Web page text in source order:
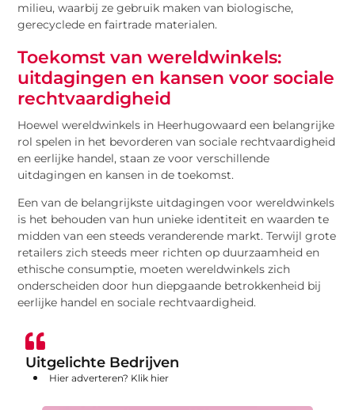
milieu, waarbij ze gebruik maken van biologische,
gerecyclede en fairtrade materialen.
Toekomst van wereldwinkels:
uitdagingen en kansen voor sociale
rechtvaardigheid
Hoewel wereldwinkels in Heerhugowaard een belangrijke
rol spelen in het bevorderen van sociale rechtvaardigheid
en eerlijke handel, staan ze voor verschillende
uitdagingen en kansen in de toekomst.
Een van de belangrijkste uitdagingen voor wereldwinkels
is het behouden van hun unieke identiteit en waarden te
midden van een steeds veranderende markt. Terwijl grote
retailers zich steeds meer richten op duurzaamheid en
ethische consumptie, moeten wereldwinkels zich
onderscheiden door hun diepgaande betrokkenheid bij
eerlijke handel en sociale rechtvaardigheid.
Uitgelichte Bedrijven
Hier adverteren? Klik hier